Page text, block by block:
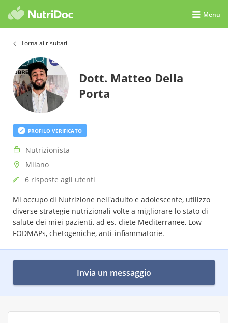
Menu
Torna ai risultati
Dott. Matteo Della
Porta
PROFILO VERIFICATO
Nutrizionista
Milano
6 risposte agli utenti
Mi occupo di Nutrizione nell'adulto e adolescente, utilizzo
diverse strategie nutrizionali volte a migliorare lo stato di
salute dei miei pazienti, ad es. diete Mediterranee, Low
FODMAPs, chetogeniche, anti-infiammatorie.
Invia un messaggio